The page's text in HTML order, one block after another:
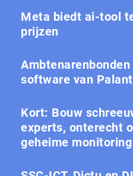
Meta biedt ai-tool
prijzen
software van
Kort: Bouw
experts, onterecht
geheime